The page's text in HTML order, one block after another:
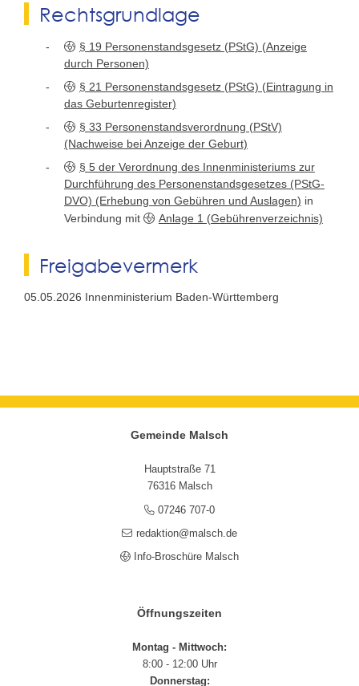
Rechtsgrundlage
§ 19 Personenstandsgesetz (PStG) (Anzeige
durch Personen)
§ 21 Personenstandsgesetz (PStG) (Eintragung in
das Geburtenregister)
§ 33 Personenstandsverordnung (PStV)
(Nachweise bei Anzeige der Geburt)
§ 5 der Verordnung des Innenministeriums zur
Durchführung des Personenstandsgesetzes (PStG-
DVO) (Erhebung von Gebühren und Auslagen) in
Verbindung mit
Anlage 1 (Gebührenverzeichnis)
Freigabevermerk
05.05.2026 Innenministerium Baden-Württemberg
Gemeinde Malsch
Hauptstraße 71
76316 Malsch
07246 707-0
redaktion@malsch.de
Info-Broschüre Malsch
Öffnungszeiten
Montag - Mittwoch:
8:00 - 12:00 Uhr
Donnerstag: